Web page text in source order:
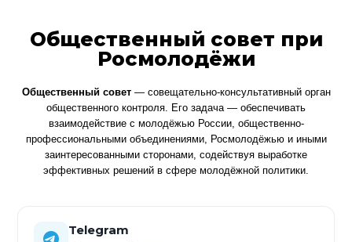
Общественный совет при
Росмолодёжи
Общественный совет— совещательно-консультативный орган
общественного контроля. Его задача — обеспечивать
взаимодействие с молодёжью России, общественно-
профессиональными объединениями, Росмолодёжью и иными
заинтересованными сторонами, содействуя выработке
эффективных решений в сфере молодёжной политики.
Telegram